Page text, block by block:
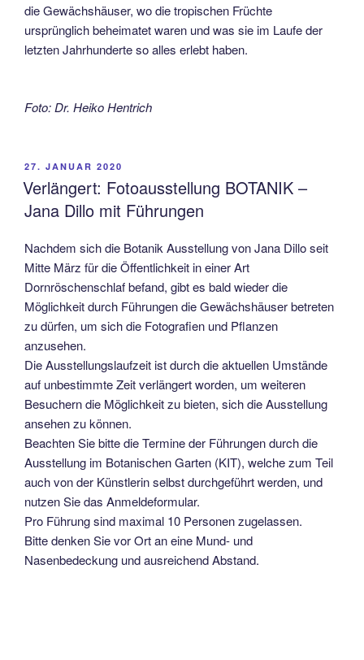
die Gewächshäuser, wo die tropischen Früchte
ursprünglich beheimatet waren und was sie im Laufe der
letzten Jahrhunderte so alles erlebt haben.
Foto: Dr. Heiko Hentrich
VERÖFFENTLICHT
AM
27. JANUAR 2020
Verlängert: Fotoausstellung BOTANIK –
Jana Dillo mit Führungen
Nachdem sich die Botanik Ausstellung von Jana Dillo seit
Mitte März für die Öffentlichkeit in einer Art
Dornröschenschlaf befand, gibt es bald wieder die
Möglichkeit durch Führungen die Gewächshäuser betreten
zu dürfen, um sich die Fotografien und Pflanzen
anzusehen.
Die Ausstellungslaufzeit ist durch die aktuellen Umstände
auf unbestimmte Zeit verlängert worden, um weiteren
Besuchern die Möglichkeit zu bieten, sich die Ausstellung
ansehen zu können.
Beachten Sie bitte die Termine der Führungen durch die
Ausstellung im Botanischen Garten (KIT), welche zum Teil
auch von der Künstlerin selbst durchgeführt werden, und
nutzen Sie das Anmeldeformular.
Pro Führung sind maximal 10 Personen zugelassen.
Bitte denken Sie vor Ort an eine Mund- und
Nasenbedeckung und ausreichend Abstand.